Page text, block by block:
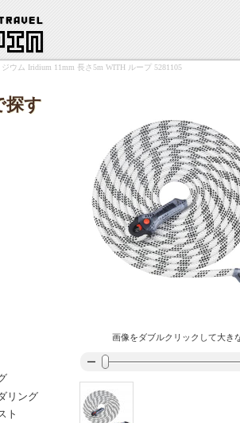
ウム Iridium 11mm 長さ5m WITH ループ 5281105
画像をダブルクリックして大き
探す
リング
ト